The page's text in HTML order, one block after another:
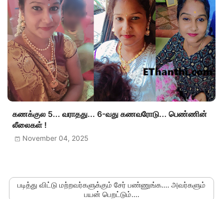
கணக்குல 5... வராதது... 6-வது கணவரோடு... பெண்ணின்
லீலைகள் !
November 04, 2025
படித்து விட்டு மற்றவர்களுக்கும் சேர் பண்ணுங்க.... அவர்களும்
பயன் பெறட்டும்....